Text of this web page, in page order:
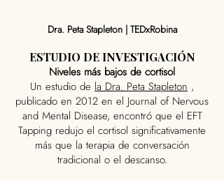
Dra. Peta Stapleton | TEDxRobina
ESTUDIO DE INVESTIGACIÓN
Niveles más bajos de cortisol
Un estudio de la Dra. Peta Stapleton ,
publicado en 2012 en el Journal of Nervous
and Mental Disease, encontró que el EFT
Tapping redujo el cortisol significativamente
más que la terapia de conversación
tradicional o el descanso.